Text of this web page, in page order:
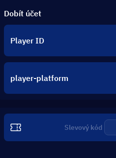
Dobít účet
Player ID
player-platform